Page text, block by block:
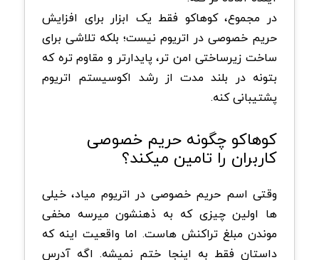
در مجموع، کوهاکو فقط یک ابزار برای افزایش
حریم خصوصی در اتریوم نیست؛ بلکه تلاشی برای
ساخت زیرساختی امن تر، پایدارتر و مقاوم تره که
بتونه در بلند مدت از رشد اکوسیستم اتریوم
پشتیبانی کنه.
کوهاکو چگونه حریم خصوصی
کاربران را تامین میکند؟
وقتی اسم حریم خصوصی در اتریوم میاد، خیلی
ها اولین چیزی که به ذهنشون میرسه مخفی
موندن مبلغ تراکنش هاست. اما واقعیت اینه که
داستان فقط به اینجا ختم نمیشه. اگه آدرس